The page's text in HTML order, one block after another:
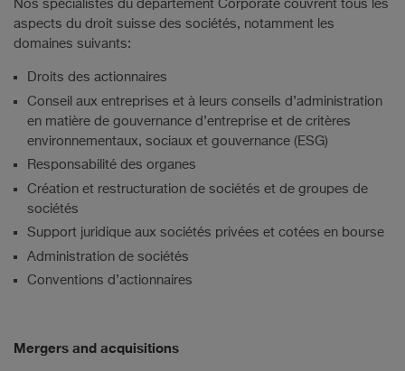
Nos spécialistes du département Corporate couvrent tous les
aspects du droit suisse des sociétés, notamment les
domaines suivants:
Droits des actionnaires
Conseil aux entreprises et à leurs conseils d’administration
en matière de gouvernance d’entreprise et de critères
environnementaux, sociaux et gouvernance (ESG)
Responsabilité des organes
Création et restructuration de sociétés et de groupes de
sociétés
Support juridique aux sociétés privées et cotées en bourse
Administration de sociétés
Conventions d’actionnaires
Mergers and acquisitions